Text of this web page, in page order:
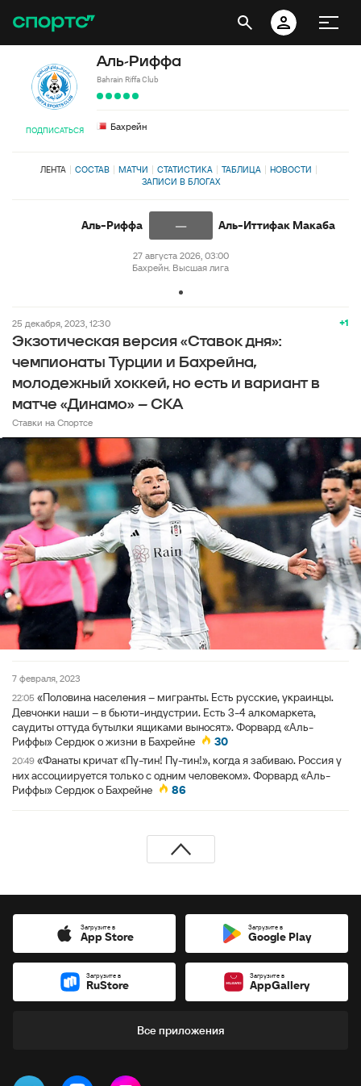
ПОДПИСАТЬСЯ
Аль-Риффа
Bahrain Riffa Club
Бахрейн
ЛЕНТА СОСТАВ МАТЧИ СТАТИСТИКА ТАБЛИЦА
НОВОСТИ
ЗАПИСИ В БЛОГАХ
Аль-Риффа Аль-Иттифак Макаба
—
27 августа 2026, 03:00
Бахрейн. Высшая лига
+1
25 декабря, 2023, 12:30
Экзотическая версия «Ставок дня»:
чемпионаты Турции и Бахрейна,
молодежный хоккей, но есть и вариант в
матче «Динамо» – СКА
Ставки на Спортсе
7 февраля, 2023
22:05 «Половина населения – мигранты. Есть русские, украинцы.
Девчонки наши – в бьюти-индустрии. Есть 3-4 алкомаркета,
саудиты оттуда бутылки ящиками выносят». Форвард «Аль-
Риффы» Сердюк о жизни в Бахрейне
30
20:49 «Фанаты кричат «Пу-тин! Пу-тин!», когда я забиваю. Россия у
них ассоциируется только с одним человеком». Форвард «Аль-
Риффы» Сердюк о Бахрейне
86
Загрузите в
App Store
Загрузите в
Google Play
Загрузите в
RuStore
Загрузите в
AppGallery
Все приложения